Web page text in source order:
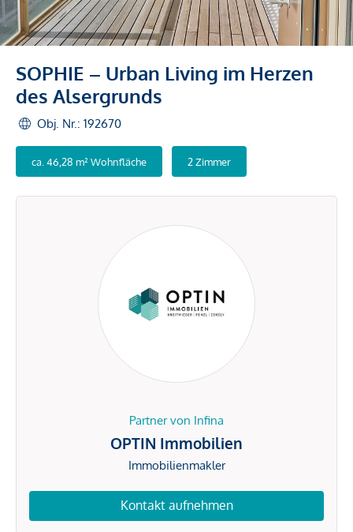
SOPHIE – Urban Living im Herzen
des Alsergrunds
Obj. Nr.: 192670
ca. 46,28 m² Wohnfläche 2 Zimmer
Partner von Infina
OPTIN Immobilien
Immobilienmakler
Kontakt aufnehmen